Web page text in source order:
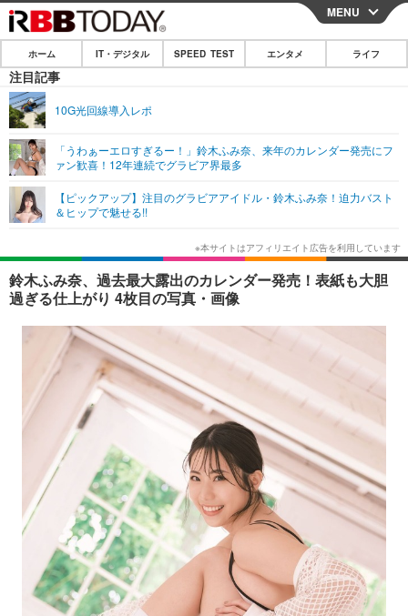
CLOSE
ホーム
IT・デジタル
ネタ
ショッピング その他
SPEED TEST
エンタメ
エンタメTOP
韓国・芸能
音楽 スポーツ
ショッピング
ライフ
ライフTOP グルメ
ペット ショッピング
その他
リリース一覧
プッシュ通知の停止方法
MENU
ホーム IT・デジタル SPEED TEST エンタメ ライフ
注目記事
10G光回線導入レポ
「うわぁーエロすぎるー！」鈴木ふみ奈、来年のカレンダー発売にフ
ァン歓喜！12年連続でグラビア界最多
【ピックアップ】注目のグラビアアイドル・鈴木ふみ奈！迫力バスト
＆ヒップで魅せる!!
鈴木ふみ奈、過去最大露出のカレンダー発売！表紙も大胆
過ぎる仕上がり 4枚目の写真・画像